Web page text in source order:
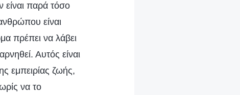
είναι παρά τόσο
είναι
πρέπει να λάβει
Αυτός είναι
εμπειρίας ζωής,
να το